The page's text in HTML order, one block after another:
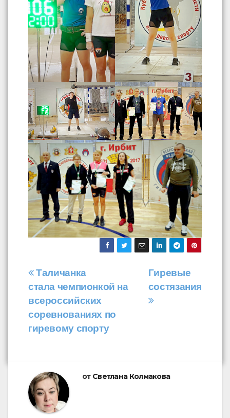
Навигация
по
записям
Гиревые
состязания
Таличанка
стала чемпионкой на
всероссийских
соревнованиях по
гиревому спорту
от Светлана Колмакова